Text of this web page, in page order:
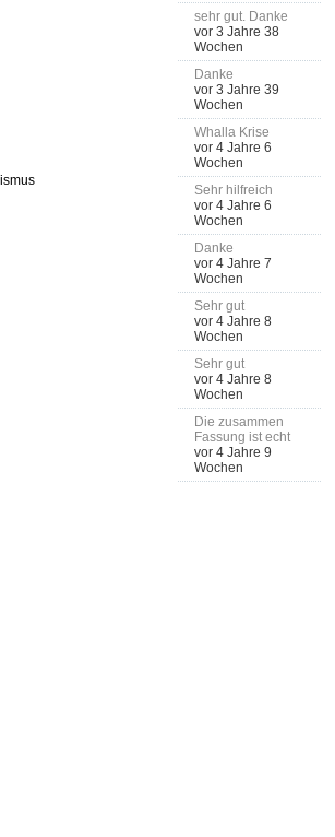
sehr gut. Danke
vor 3 Jahre 38
Wochen
Danke
vor 3 Jahre 39
Wochen
Whalla Krise
vor 4 Jahre 6
Wochen
Sehr hilfreich
vor 4 Jahre 6
Wochen
Danke
vor 4 Jahre 7
Wochen
Sehr gut
vor 4 Jahre 8
Wochen
Sehr gut
vor 4 Jahre 8
Wochen
Die zusammen
Fassung ist echt
vor 4 Jahre 9
Wochen